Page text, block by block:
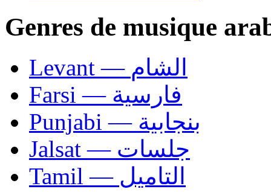
Genres de musique
Levant — الشام
Farsi — فارسية
Punjabi — بنجابية
Jalsat — جلسات
Tamil — التاميل